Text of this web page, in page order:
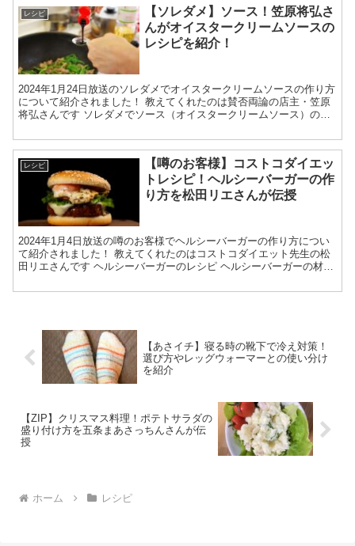
レシピ
【ソレダメ】ソース！笠原将弘さ
んがオイスタークリームソースの
レシピを紹介！
2024年1月24日放送のソレダメでオイスタークリームソースの作り方
について紹介されました！ 教えてくれたのは賛否両論の店主・笠原
将弘さんです ソレダメでソース（オイスタークリームソース）のレ
レシピ
【噂のお客様】コストコダイエッ
トレシピ！ヘルシーバーガーの作
り方を松田リエさんが伝授
2024年1月4日放送の噂のお客様でヘルシーバーガーの作り方につい
て紹介されました！ 教えてくれたのはコストコダイエット先生の松
田リエさんです ヘルシーバーガーのレシピ ヘルシーバーガーの材料
【あさイチ】寝る時の靴下で冷え対策！
選び方やレッグウォーマーとの使い分け
を紹介
【ZIP】クリスマス料理！ポテトサラダの
盛り付け方を五条まあさっちんさんが伝
授
ホーム レシピ